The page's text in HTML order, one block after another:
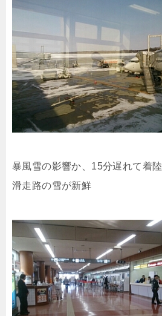
暴風雪の影響か、15分遅れて着陸
滑走路の雪が新鮮